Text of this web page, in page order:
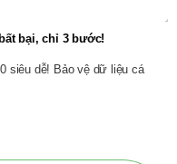
bại, chỉ 3 bước!
siêu dễ! Bảo vệ dữ liệu cá